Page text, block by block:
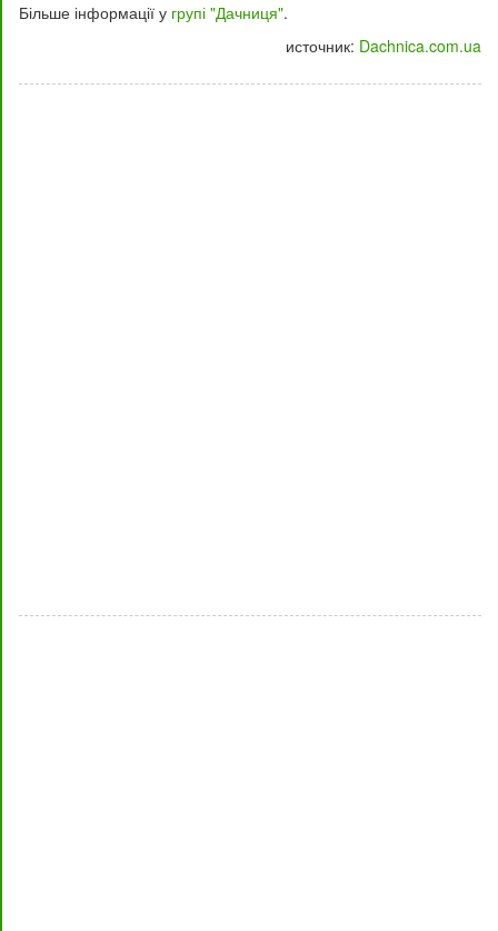
Більше інформації у групі "Дачниця".
источник: Dachnica.com.ua